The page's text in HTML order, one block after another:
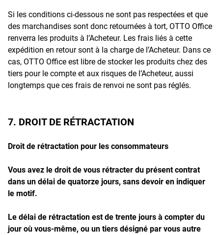
Si les conditions ci-dessous ne sont pas respectées et que
des marchandises sont donc retournées à tort, OTTO Office
renverra les produits à l’Acheteur. Les frais liés à cette
expédition en retour sont à la charge de l’Acheteur. Dans ce
cas, OTTO Office est libre de stocker les produits chez des
tiers pour le compte et aux risques de l’Acheteur, aussi
longtemps que ces frais de renvoi ne sont pas réglés.
7. DROIT DE RÉTRACTATION
Droit de rétractation pour les consommateurs
Vous avez le droit de vous rétracter du présent contrat
dans un délai de quatorze jours, sans devoir en indiquer
le motif.
Le délai de rétractation est de trente jours à compter du
jour où vous-même, ou un tiers désigné par vous autre